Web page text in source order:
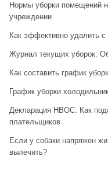
a
s
Нормы уборки помещений
учреждении
Как эффективно удалить
Журнал текущих уборок:
Как составить график
График уборки
Декларация НВОС: Как
плательщиков
Если у собаки напряжен
вылечить?